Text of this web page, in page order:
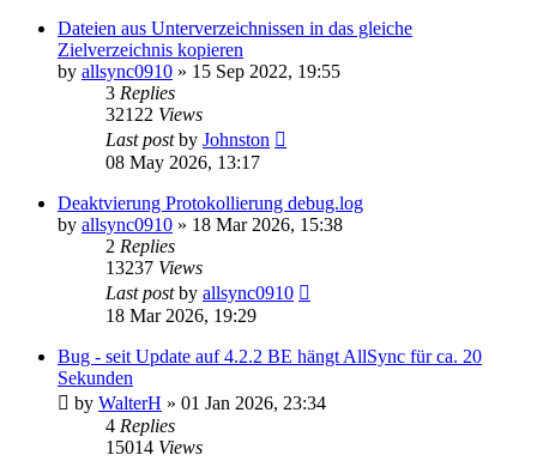
Dateien aus Unterverzeichnissen in das gleiche
Zielverzeichnis kopieren
by allsync0910 » 15 Sep 2022, 19:55
3 Replies
32122 Views
Last postby Johnston
08 May 2026, 13:17
Deaktvierung Protokollierung debug.log
by allsync0910 » 18 Mar 2026, 15:38
2 Replies
13237 Views
Last postby allsync0910
18 Mar 2026, 19:29
Bug - seit Update auf 4.2.2 BE hängt AllSync für ca. 20
Sekunden
by WalterH » 01 Jan 2026, 23:34
4 Replies
15014 Views